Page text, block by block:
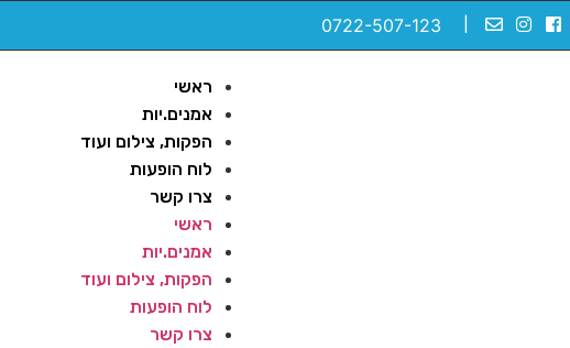
0722-507-123
ראשי
אמנים.יות
הפקות, צילום ועוד
לוח הופעות
צרו קשר
ראשי
אמנים.יות
הפקות, צילום ועוד
לוח הופעות
צרו קשר